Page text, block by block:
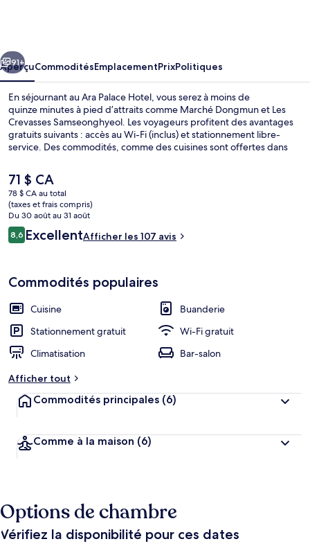
Suivant
91+
AperçuCommoditésEmplacementPrixPolitiques
En séjournant au Ara Palace Hotel, vous serez à moins de
quinze minutes à pied d’attraits comme Marché Dongmun et Les
Crevasses Samseonghyeol. Les voyageurs profitent des avantages
gratuits suivants : accès au Wi-Fi (inclus) et stationnement libre-
service. Des commodités, comme des cuisines sont offertes dans
téléviseurs à écran plat et pantoufles.
Le
prix
actuel
est
de 71 $ CA
71 $ CA
78 $ CA au total
(taxes et frais compris)
Du 30 août au 31 août
Avis
8,68,6 sur 10 –
ExcellentAfficher les 107 avis
Commodités populaires
Cuisine
Buanderie
Stationnement gratuit
Wi-Fi gratuit
Climatisation
Bar-salon
Afficher tout
Commodités principales (6)
Comme à la maison (6)
Options de chambre
Vérifiez la disponibilité pour ces dates